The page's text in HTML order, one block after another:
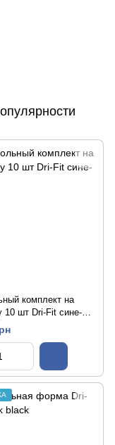
комплект на
10 шт Dri-Fit сине-